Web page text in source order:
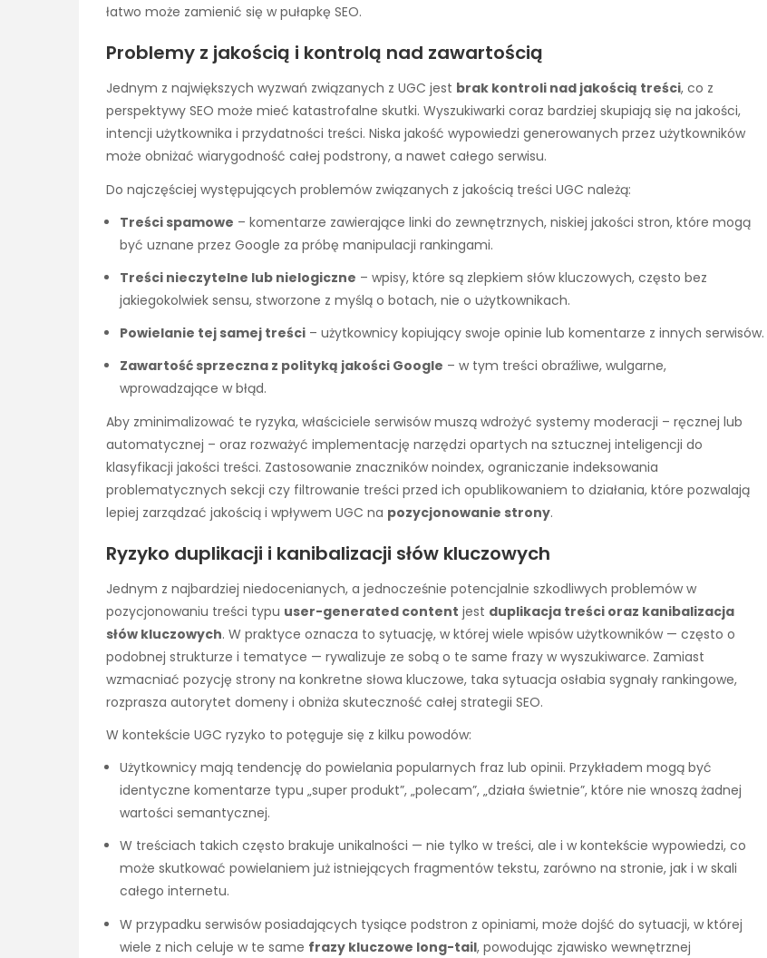
łatwo może zamienić się w pułapkę SEO.
Problemy z jakością i kontrolą nad zawartością
Jednym z największych wyzwań związanych z UGC jest brak kontroli nad jakością treści, co z
perspektywy SEO może mieć katastrofalne skutki. Wyszukiwarki coraz bardziej skupiają się na jakości,
intencji użytkownika i przydatności treści. Niska jakość wypowiedzi generowanych przez użytkowników
może obniżać wiarygodność całej podstrony, a nawet całego serwisu.
Do najczęściej występujących problemów związanych z jakością treści UGC należą:
Treści spamowe – komentarze zawierające linki do zewnętrznych, niskiej jakości stron, które mogą
być uznane przez Google za próbę manipulacji rankingami.
Treści nieczytelne lub nielogiczne – wpisy, które są zlepkiem słów kluczowych, często bez
jakiegokolwiek sensu, stworzone z myślą o botach, nie o użytkownikach.
Powielanie tej samej treści – użytkownicy kopiujący swoje opinie lub komentarze z innych serwisów.
Zawartość sprzeczna z polityką jakości Google – w tym treści obraźliwe, wulgarne,
wprowadzające w błąd.
Aby zminimalizować te ryzyka, właściciele serwisów muszą wdrożyć systemy moderacji – ręcznej lub
automatycznej – oraz rozważyć implementację narzędzi opartych na sztucznej inteligencji do
klasyfikacji jakości treści. Zastosowanie znaczników noindex, ograniczanie indeksowania
problematycznych sekcji czy filtrowanie treści przed ich opublikowaniem to działania, które pozwalają
lepiej zarządzać jakością i wpływem UGC na pozycjonowanie strony.
Ryzyko duplikacji i kanibalizacji słów kluczowych
Jednym z najbardziej niedocenianych, a jednocześnie potencjalnie szkodliwych problemów w
pozycjonowaniu treści typu user-generated content jest duplikacja treści oraz kanibalizacja
słów kluczowych. W praktyce oznacza to sytuację, w której wiele wpisów użytkowników — często o
podobnej strukturze i tematyce — rywalizuje ze sobą o te same frazy w wyszukiwarce. Zamiast
wzmacniać pozycję strony na konkretne słowa kluczowe, taka sytuacja osłabia sygnały rankingowe,
rozprasza autorytet domeny i obniża skuteczność całej strategii SEO.
W kontekście UGC ryzyko to potęguje się z kilku powodów:
Użytkownicy mają tendencję do powielania popularnych fraz lub opinii. Przykładem mogą być
identyczne komentarze typu „super produkt”, „polecam”, „działa świetnie”, które nie wnoszą żadnej
wartości semantycznej.
W treściach takich często brakuje unikalności — nie tylko w treści, ale i w kontekście wypowiedzi, co
może skutkować powielaniem już istniejących fragmentów tekstu, zarówno na stronie, jak i w skali
całego internetu.
W przypadku serwisów posiadających tysiące podstron z opiniami, może dojść do sytuacji, w której
wiele z nich celuje w te same frazy kluczowe long-tail, powodując zjawisko wewnętrznej